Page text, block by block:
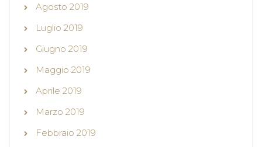
Agosto 2019
Luglio 2019
Giugno 2019
Maggio 2019
Aprile 2019
Marzo 2019
Febbraio 2019